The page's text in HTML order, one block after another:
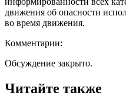
движения об опасности
во время движения.
Комментарии:
Обсуждение закрыто.
Читайте также